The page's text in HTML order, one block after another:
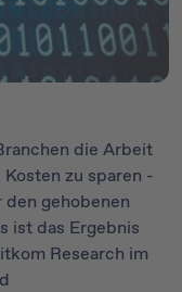
die Arbeit
zu sparen -
gehobenen
ist das Ergebnis
Research im